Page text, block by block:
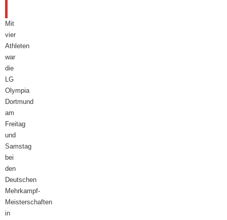
Mit
vier
Athleten
war
die
LG
Olympia
Dortmund
am
Freitag
und
Samstag
bei
den
Deutschen
Mehrkampf-
Meisterschaften
in